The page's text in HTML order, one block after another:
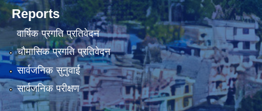
Reports
वार्षिक प्रगति प्रतिवेदन
चौमासिक प्रगति प्रतिवेदन
सार्वजनिक सुनुवाई
सार्वजनिक परीक्षण